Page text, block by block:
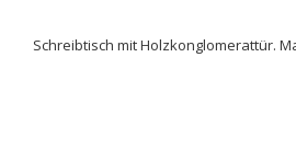
Schreibtisch mit Holzkonglomerattür.